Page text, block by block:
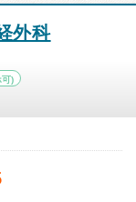
外科
可)